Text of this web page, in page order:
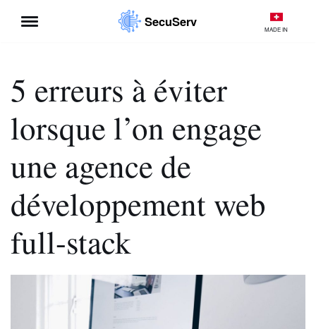
SecuServ MADE IN
5 erreurs à éviter
lorsque l’on engage
une agence de
développement web
full-stack